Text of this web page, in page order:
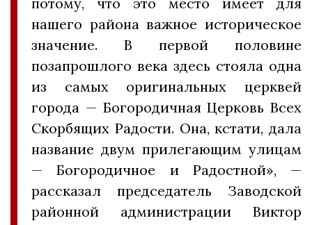
нашего района важное историческое
значение. В первой половине
позапрошлого века здесь стояла одна
из самых оригинальных церквей
города — Богородичная Церковь Всех
Скорбящих Радости. Она, кстати, дала
название двум прилегающим улицам
— Богородичное и Радостной», —
рассказал председатель Заводской
районной администрации Виктор